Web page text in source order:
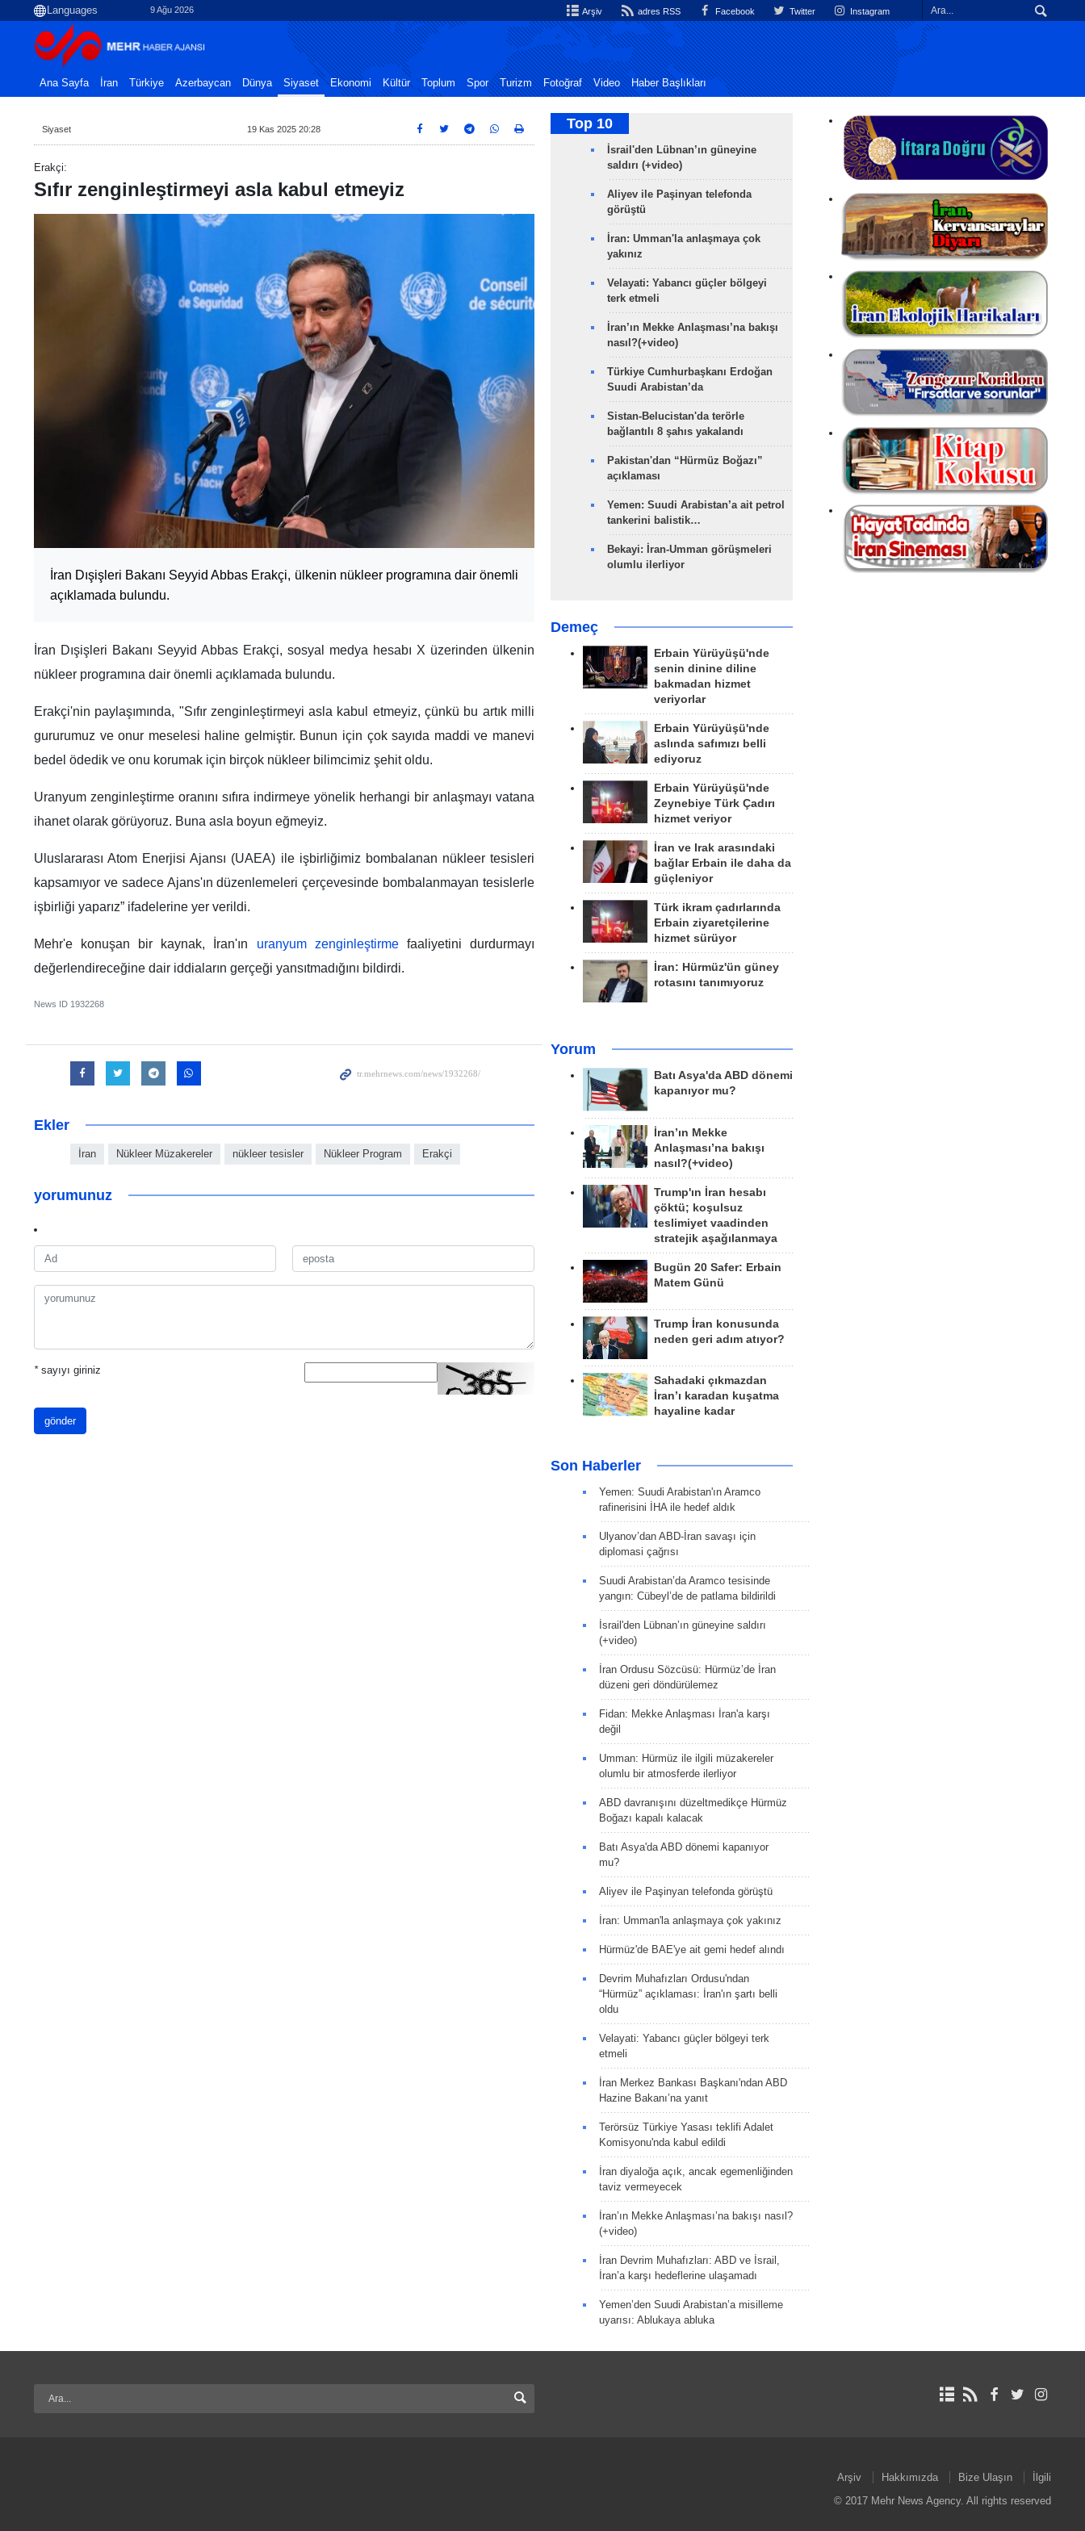
9 Ağu 2026 Arşiv adres RSS Facebook Twitter Instagram
Ana Sayfa İran Türkiye Azerbaycan Dünya Siyaset Ekonomi Kültür Toplum Spor Turizm Fotoğraf Video Haber Başlıkları
Siyaset 19 Kas 2025 20:28
Erakçi:
Sıfır zenginleştirmeyi asla kabul etmeyiz
İran Dışişleri Bakanı Seyyid Abbas Erakçi, ülkenin nükleer programına dair önemli
açıklamada bulundu.
İran Dışişleri Bakanı Seyyid Abbas Erakçi, sosyal medya hesabı X üzerinden ülkenin
nükleer programına dair önemli açıklamada bulundu.
Erakçi'nin paylaşımında, "Sıfır zenginleştirmeyi asla kabul etmeyiz, çünkü bu artık milli
gururumuz ve onur meselesi haline gelmiştir. Bunun için çok sayıda maddi ve manevi
bedel ödedik ve onu korumak için birçok nükleer bilimcimiz şehit oldu.
Uranyum zenginleştirme oranını sıfıra indirmeye yönelik herhangi bir anlaşmayı vatana
ihanet olarak görüyoruz. Buna asla boyun eğmeyiz.
Uluslararası Atom Enerjisi Ajansı (UAEA) ile işbirliğimiz bombalanan nükleer tesisleri
kapsamıyor ve sadece Ajans'ın düzenlemeleri çerçevesinde bombalanmayan tesislerle
işbirliği yaparız” ifadelerine yer verildi.
Mehr'e konuşan bir kaynak, İran'ın uranyum zenginleştirmefaaliyetini durdurmayı
değerlendireceğine dair iddiaların gerçeği yansıtmadığını bildirdi.
News ID 1932268
Ekler
İran Nükleer Müzakereler nükleer tesisler Nükleer Program Erakçi
yorumunuz
*sayıyı giriniz
gönder
Top 10
İsrail'den Lübnan’ın güneyine
saldırı (+video)
Aliyev ile Paşinyan telefonda
görüştü
İran: Umman'la anlaşmaya çok
yakınız
Velayati: Yabancı güçler bölgeyi
terk etmeli
İran’ın Mekke Anlaşması’na bakışı
nasıl?(+video)
Türkiye Cumhurbaşkanı Erdoğan
Suudi Arabistan’da
Sistan-Belucistan'da terörle
bağlantılı 8 şahıs yakalandı
Pakistan'dan “Hürmüz Boğazı”
açıklaması
Yemen: Suudi Arabistan’a ait petrol
tankerini balistik…
Bekayi: İran-Umman görüşmeleri
olumlu ilerliyor
Demeç
Erbain Yürüyüşü'nde
senin dinine diline
bakmadan hizmet
veriyorlar
Erbain Yürüyüşü'nde
aslında safımızı belli
ediyoruz
Erbain Yürüyüşü'nde
Zeynebiye Türk Çadırı
hizmet veriyor
İran ve Irak arasındaki
bağlar Erbain ile daha da
güçleniyor
Türk ikram çadırlarında
Erbain ziyaretçilerine
hizmet sürüyor
İran: Hürmüz'ün güney
rotasını tanımıyoruz
Yorum
Batı Asya'da ABD dönemi
kapanıyor mu?
İran’ın Mekke
Anlaşması’na bakışı
nasıl?(+video)
Trump'ın İran hesabı
çöktü; koşulsuz
teslimiyet vaadinden
stratejik aşağılanmaya
Bugün 20 Safer: Erbain
Matem Günü
Trump İran konusunda
neden geri adım atıyor?
Sahadaki çıkmazdan
İran’ı karadan kuşatma
hayaline kadar
Son Haberler
Yemen: Suudi Arabistan'ın Aramco
rafinerisini İHA ile hedef aldık
Ulyanov’dan ABD-İran savaşı için
diplomasi çağrısı
Suudi Arabistan’da Aramco tesisinde
yangın: Cübeyl’de de patlama bildirildi
İsrail'den Lübnan’ın güneyine saldırı
(+video)
İran Ordusu Sözcüsü: Hürmüz’de İran
düzeni geri döndürülemez
Fidan: Mekke Anlaşması İran'a karşı
değil
Umman: Hürmüz ile ilgili müzakereler
olumlu bir atmosferde ilerliyor
ABD davranışını düzeltmedikçe Hürmüz
Boğazı kapalı kalacak
Batı Asya'da ABD dönemi kapanıyor
mu?
Aliyev ile Paşinyan telefonda görüştü
İran: Umman'la anlaşmaya çok yakınız
Hürmüz'de BAE'ye ait gemi hedef alındı
Devrim Muhafızları Ordusu'ndan
“Hürmüz” açıklaması: İran'ın şartı belli
oldu
Velayati: Yabancı güçler bölgeyi terk
etmeli
İran Merkez Bankası Başkanı'ndan ABD
Hazine Bakanı’na yanıt
Terörsüz Türkiye Yasası teklifi Adalet
Komisyonu'nda kabul edildi
İran diyaloğa açık, ancak egemenliğinden
taviz vermeyecek
İran’ın Mekke Anlaşması’na bakışı nasıl?
(+video)
İran Devrim Muhafızları: ABD ve İsrail,
İran’a karşı hedeflerine ulaşamadı
Yemen’den Suudi Arabistan’a misilleme
uyarısı: Ablukaya abluka
Arşiv Hakkımızda Bize Ulaşın
İlgili
© 2017 Mehr News Agency. All rights reserved